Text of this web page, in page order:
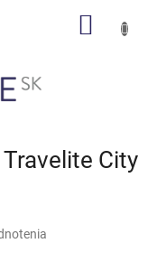
City